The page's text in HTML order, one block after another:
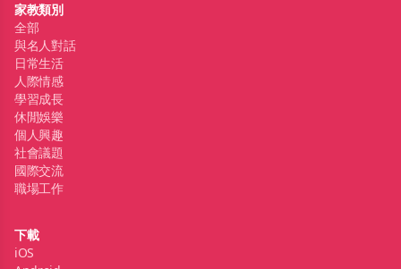
家教類別
全部
與名人對話
日常生活
人際情感
學習成長
休閒娛樂
個人興趣
社會議題
國際交流
職場工作
下載
iOS